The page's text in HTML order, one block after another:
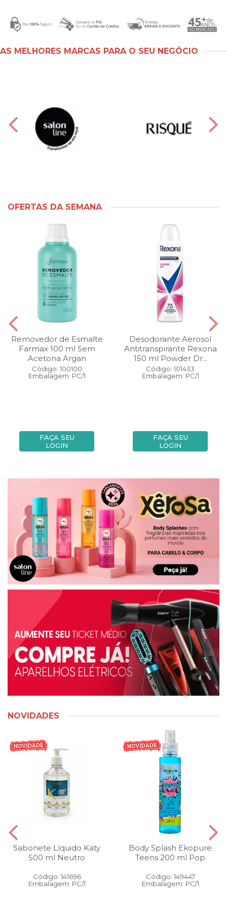
AS MELHORES MARCAS PARA O SEU NEGÓCIO
OFERTAS DA SEMANA
Removedor de Esmalte
Farmax 100 ml Sem
Acetona Argan
Código: 100100
Embalagem: PC/1
FAÇA SEU
LOGIN
Desodorante Aerosol
Antitranspirante Rexona
150 ml Powder Dr...
Código: 101433
Embalagem: PC/1
FAÇA SEU
LOGIN
NOVIDADES
Sabonete Líquido Katy
500 ml Neutro
Código: 141696
Embalagem: PC/1
Body Splash Ekopure
Teens 200 ml Pop
Código: 149447
Embalagem: PC/1